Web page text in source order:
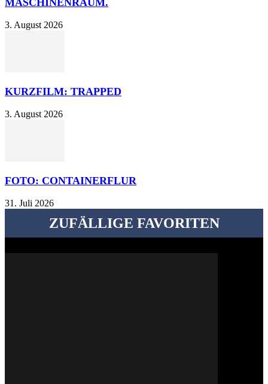
3. August 2026
KURZFILM: TRAPPED
3. August 2026
FOTO: CONTAINERFLUR
31. Juli 2026
ZUFÄLLIGE FAVORITEN